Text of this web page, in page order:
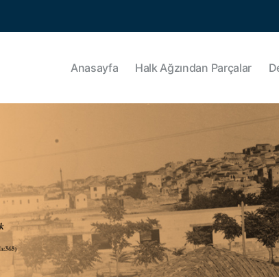
Anasayfa Halk Ağzından Parçalar